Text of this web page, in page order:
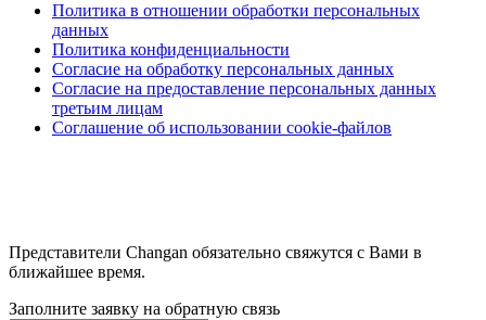
Политика в отношении обработки персональных
данных
Политика конфиденциальности
Согласие на обработку персональных данных
Согласие на предоставление персональных данных
третьим лицам
Соглашение об использовании cookie-файлов
Представители Changan обязательно свяжутся с Вами в
ближайшее время.
Заполните заявку на обратную связь